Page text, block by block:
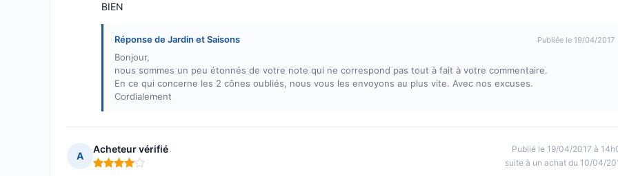
BIEN
Réponse de Jardin et Saisons Publiée le 19/04/2017
Bonjour,
nous sommes un peu étonnés de votre note qui ne correspond pas tout à fait à votre commentaire.
En ce qui concerne les 2 cônes oubliés, nous vous les envoyons au plus vite. Avec nos excuses.
Cordialement
A
Acheteur vérifié
Note : 4 sur 5
Publié le 19/04/2017 à
suite à un achat du 10/04/